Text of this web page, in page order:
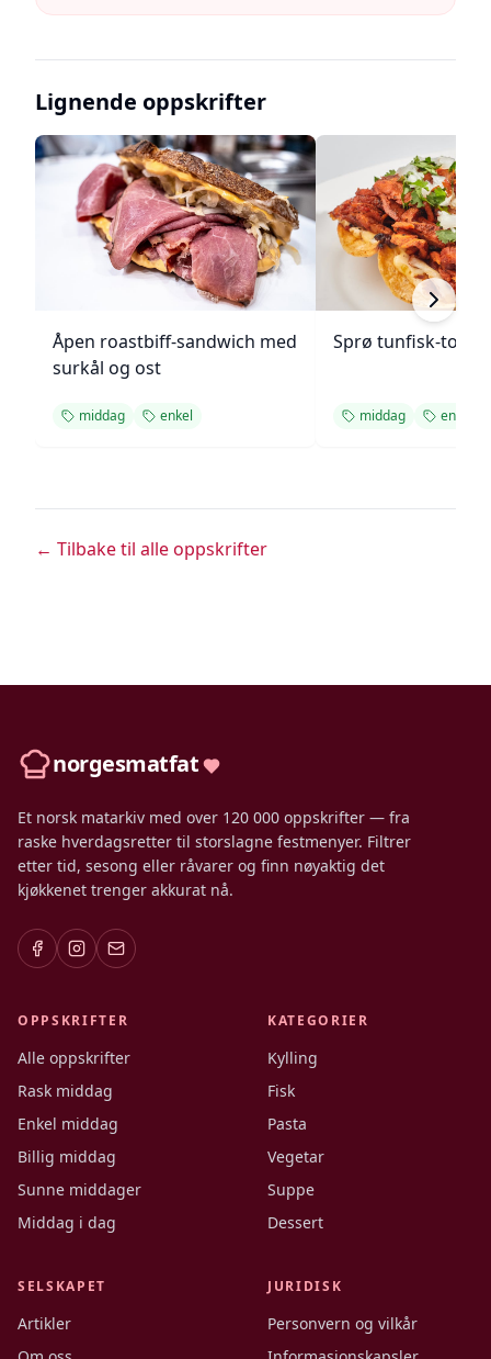
Lignende oppskrifter
Åpen roastbiff-sandwich med
surkål og ost
middag enkel
Sprø tunfisk-
middag enkel
← Tilbake til alle oppskrifter
norgesmatfat
Et norsk matarkiv med over 120 000 oppskrifter — fra
raske hverdagsretter til storslagne festmenyer. Filtrer
etter tid, sesong eller råvarer og finn nøyaktig det
kjøkkenet trenger akkurat nå.
OPPSKRIFTER
Alle oppskrifter
Rask middag
Enkel middag
Billig middag
Sunne middager
Middag i dag
KATEGORIER
Kylling
Fisk
Pasta
Vegetar
Suppe
Dessert
SELSKAPET
Artikler
JURIDISK
Personvern og vilkår